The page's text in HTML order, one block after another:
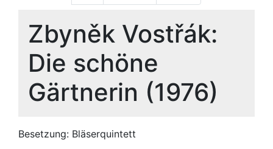
Zbyněk Vostřák:
Die schöne
Gärtnerin (1976)
Besetzung: Bläserquintett